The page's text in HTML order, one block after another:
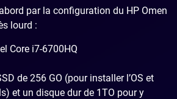
par la configuration du HP Omen
lourd :
Core i7-6700HQ
de 256 GO (pour installer l’OS et
et un disque dur de 1TO pour y